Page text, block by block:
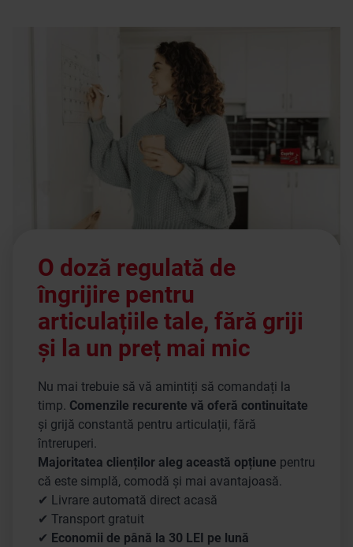
O doză regulată de
îngrijire pentru
articulațiile tale, fără griji
și la un preț mai mic
Nu mai trebuie să vă amintiți să comandați la
timp. Comenzile recurente vă oferă continuitate
și grijă constantă pentru articulații, fără
întreruperi.
Majoritatea clienților aleg această opțiune pentru
că este simplă, comodă și mai avantajoasă.
✔ Livrare automată direct acasă
✔ Transport gratuit
✔ Economii de până la 30 LEI pe lună